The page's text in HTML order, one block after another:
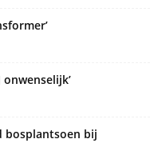
bosplantsoen bij